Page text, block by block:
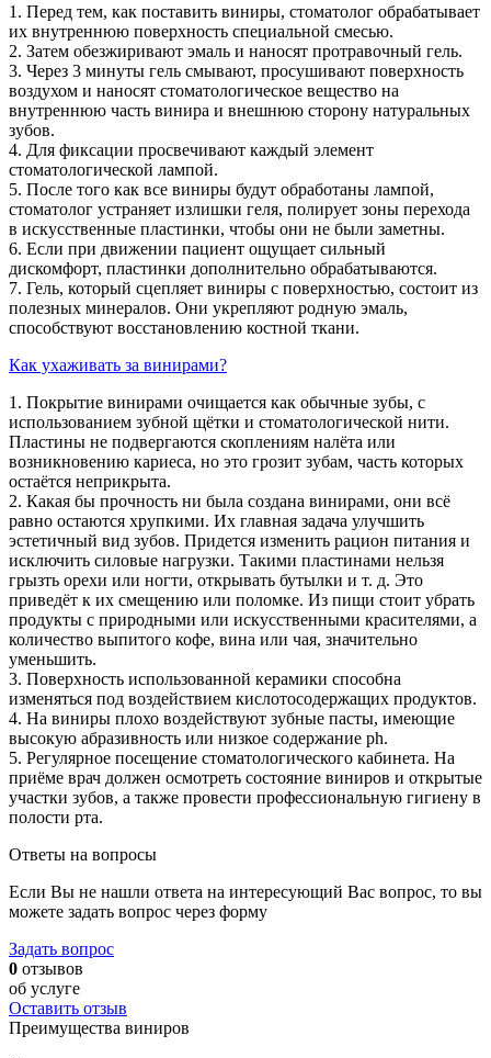
1. Перед тем, как поставить виниры, стоматолог обрабатывает
их внутреннюю поверхность специальной смесью.
2. Затем обезжиривают эмаль и наносят протравочный гель.
3. Через 3 минуты гель смывают, просушивают поверхность
воздухом и наносят стоматологическое вещество на
внутреннюю часть винира и внешнюю сторону натуральных
зубов.
4. Для фиксации просвечивают каждый элемент
стоматологической лампой.
5. После того как все виниры будут обработаны лампой,
стоматолог устраняет излишки геля, полирует зоны перехода
в искусственные пластинки, чтобы они не были заметны.
6. Если при движении пациент ощущает сильный
дискомфорт, пластинки дополнительно обрабатываются.
7. Гель, который сцепляет виниры с поверхностью, состоит из
полезных минералов. Они укрепляют родную эмаль,
способствуют восстановлению костной ткани.
Как ухаживать за винирами?
1. Покрытие винирами очищается как обычные зубы, с
использованием зубной щётки и стоматологической нити.
Пластины не подвергаются скоплениям налёта или
возникновению кариеса, но это грозит зубам, часть которых
остаётся неприкрыта.
2. Какая бы прочность ни была создана винирами, они всё
равно остаются хрупкими. Их главная задача улучшить
эстетичный вид зубов. Придется изменить рацион питания и
исключить силовые нагрузки. Такими пластинами нельзя
грызть орехи или ногти, открывать бутылки и т. д. Это
приведёт к их смещению или поломке. Из пищи стоит убрать
продукты с природными или искусственными красителями, а
количество выпитого кофе, вина или чая, значительно
уменьшить.
3. Поверхность использованной керамики способна
изменяться под воздействием кислотосодержащих продуктов.
4. На виниры плохо воздействуют зубные пасты, имеющие
высокую абразивность или низкое содержание ph.
5. Регулярное посещение стоматологического кабинета. На
приёме врач должен осмотреть состояние виниров и открытые
участки зубов, а также провести профессиональную гигиену в
полости рта.
Ответы на вопросы
Если Вы не нашли ответа на интересующий Вас вопрос, то вы
можете задать вопрос через форму
Задать вопрос
0 отзывов
об услуге
Оставить отзыв
Преимущества виниров